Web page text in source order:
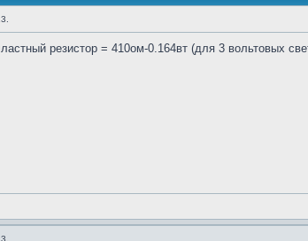
резистор = 410ом-0.164вт (для 3 вольтовых